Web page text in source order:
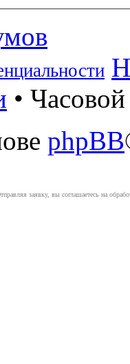
•
phpBB
заявку, вы соглашаетесь на